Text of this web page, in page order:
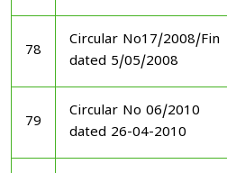
78
Circular No17/2008/Fin
dated 5/05/2008
79
Circular No 06/2010
dated 26-04-2010